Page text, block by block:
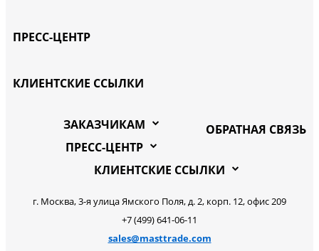
ПРЕСС-ЦЕНТР
КЛИЕНТСКИЕ ССЫЛКИ
ОБРАТНАЯ СВЯЗЬ
ЗАКАЗЧИКАМ
ПРЕСС-ЦЕНТР
КЛИЕНТСКИЕ ССЫЛКИ
г. Москва, 3-я улица Ямского Поля, д. 2, корп. 12, офис 209
+7 (499) 641-06-11
sales@masttrade.com